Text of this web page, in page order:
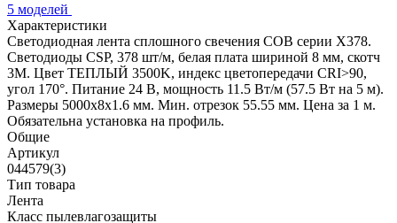
5 моделей
Характеристики
Светодиодная лента сплошного свечения COB серии X378.
Светодиоды CSP, 378 шт/м, белая плата шириной 8 мм, скотч
3M. Цвет ТЕПЛЫЙ 3500K, индекс цветопередачи CRI>90,
угол 170°. Питание 24 В, мощность 11.5 Вт/м (57.5 Вт на 5 м).
Размеры 5000x8x1.6 мм. Мин. отрезок 55.55 мм. Цена за 1 м.
Обязательна установка на профиль.
Общие
Артикул
044579(3)
Тип товара
Лента
Класс пылевлагозащиты